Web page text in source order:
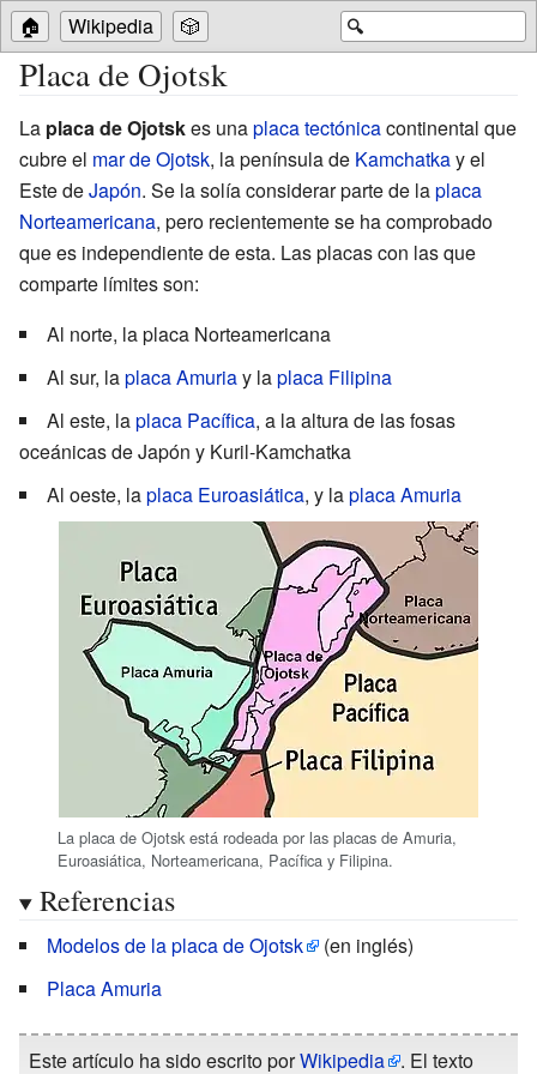
🔍
🏠 Wikipedia 🎲
Placa de Ojotsk
La placa de Ojotskes unaplaca tectónicacontinental que
cubre el mar de Ojotsk, la península de Kamchatkay el
Este deJapón. Se la solía considerar parte de laplaca
Norteamericana, pero recientemente se ha comprobado
que es independiente de esta. Las placas con las que
comparte límites son:
Al norte, la placa Norteamericana
Al sur, laplaca Amuriay laplaca Filipina
Al este, laplaca Pacífica, a la altura de las fosas
oceánicas de Japón y Kuril-Kamchatka
Al oeste, laplaca Euroasiática, y laplaca Amuria
La placa de Ojotsk está rodeada por las placas de Amuria,
Euroasiática, Norteamericana, Pacífica y Filipina.
Referencias
Modelos de la placa de Ojotsk
(en inglés)
Placa Amuria
Este artículo ha sido escrito porWikipedia . El texto